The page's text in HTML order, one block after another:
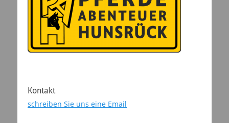
Kontakt
schreiben Sie uns eine Email